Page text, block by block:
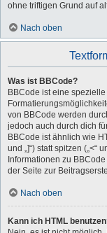
ohne triftigen Grund auf
Nach oben
Was ist BBCode?
BBCode ist eine
von BBCode werden
jedoch auch durch dich
BBCode ist ähnlich wie
und „]“) statt spitzen („<“
Informationen zu
der Seite zur
Nach oben
Kann ich HTML